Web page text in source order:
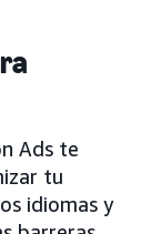
Ads te
tu
idiomas y